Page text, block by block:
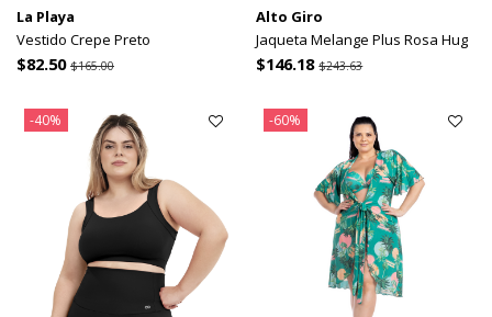
La Playa
Vestido Crepe Preto
$82.50 $165.00
Alto Giro
Jaqueta Melange Plus Rosa Hug
$146.18$243.63
-40% -60%